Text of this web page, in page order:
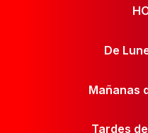
De
Mañanas
Tardes